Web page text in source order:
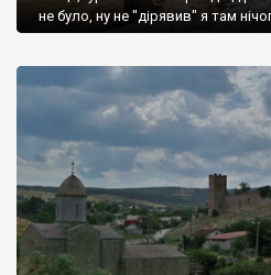
не було, ну не "дірявив" я там